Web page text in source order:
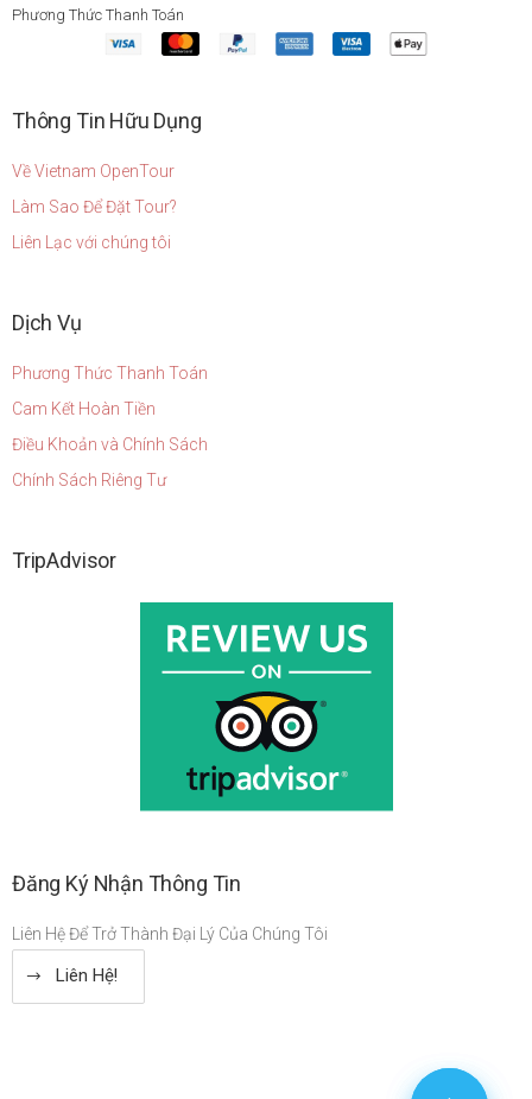
Phương Thức Thanh Toán
Thông Tin Hữu Dụng
Về Vietnam OpenTour
Làm Sao Để Đặt Tour?
Liên Lạc với chúng tôi
Dịch Vụ
Phương Thức Thanh Toán
Cam Kết Hoàn Tiền
Điều Khoản và Chính Sách
Chính Sách Riêng Tư
TripAdvisor
Đăng Ký Nhận Thông Tin
Liên Hệ Để Trở Thành Đại Lý Của Chúng Tôi
Liên Hệ!